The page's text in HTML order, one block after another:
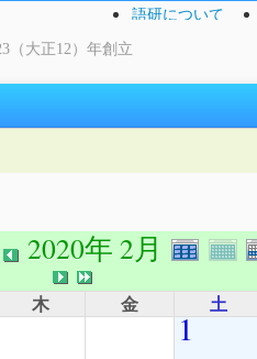
（大正12）年創立
語研について
2020年 2月
木 金 土
1